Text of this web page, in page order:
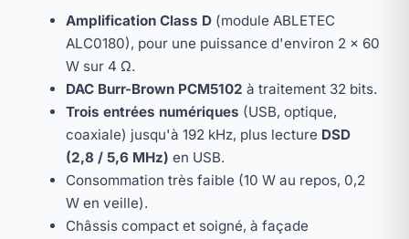
Amplification Class D (module ABLETEC
ALC0180), pour une puissance d'environ 2 × 60
W sur 4 Ω.
DAC Burr-Brown PCM5102 à traitement 32 bits.
Trois entrées numériques (USB, optique,
coaxiale) jusqu'à 192 kHz, plus lecture DSD
(2,8 / 5,6 MHz) en USB.
Consommation très faible (10 W au repos, 0,2
W en veille).
Châssis compact et soigné, à façade